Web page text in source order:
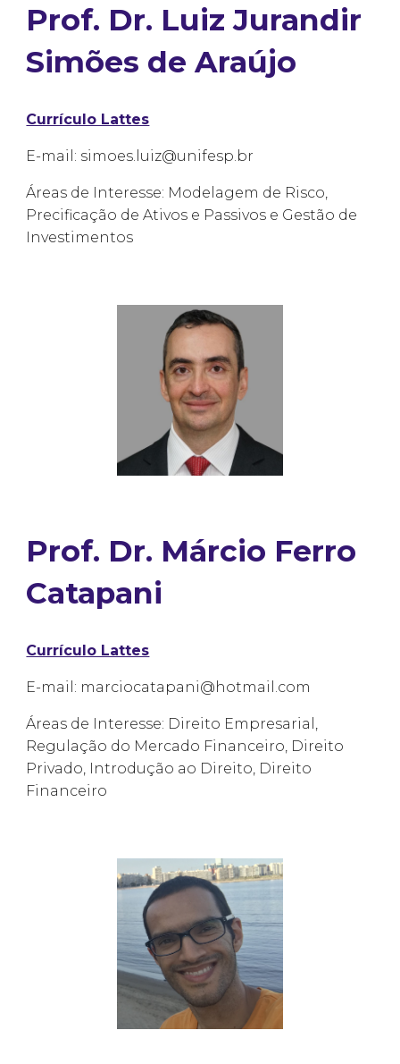
Prof. Dr. Luiz Jurandir
Simões de Araújo
Currículo Lattes
E-mail: simoes.luiz@unifesp.br
Áreas de Interesse: Modelagem de Risco,
Precificação de Ativos e Passivos e Gestão de
Investimentos
Prof. Dr. Márcio Ferro
Catapani
Currículo Lattes
E-mail: marciocatapani@hotmail.com
Áreas de Interesse: Direito Empresarial,
Regulação do Mercado Financeiro, Direito
Privado, Introdução ao Direito, Direito
Financeiro